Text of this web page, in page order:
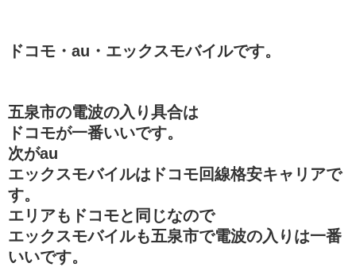
ドコモ・au・エックスモバイルです。
五泉市の電波の入り具合は
ドコモが一番いいです。
次がau
エックスモバイルはドコモ回線格安キャリアで
す。
エリアもドコモと同じなので
エックスモバイルも五泉市で電波の入りは一番
いいです。